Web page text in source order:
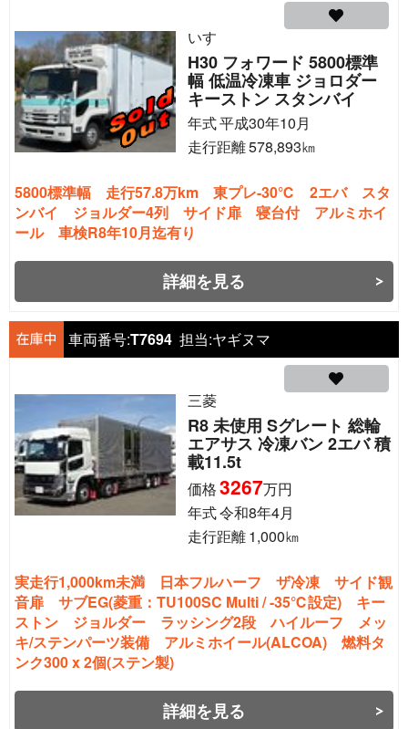
いすゞ
H30 フォワード 5800標準
幅 低温冷凍車 ジョロダー
キーストン スタンバイ
年式平成30年10月
走行距離578,893㎞
5800標準幅 走行57.8万km 東プレ-30℃ 2エバ スタ
ンバイ ジョルダー4列 サイド扉 寝台付 アルミホイ
ール 車検R8年10月迄有り
詳細を見る
車両番号:T7694 担当:ヤギヌマ
三菱
R8 未使用 Sグレート 総輪
エアサス 冷凍バン 2エバ 積
載11.5t
価格3267万円
年式令和8年4月
走行距離1,000㎞
実走行1,000km未満 日本フルハーフ ザ冷凍 サイド観
音扉 サブEG(菱重：TU100SC Multi / -35℃設定) キー
ストン ジョルダー ラッシング2段 ハイルーフ メッ
キ/ステンパーツ装備 アルミホイール(ALCOA) 燃料タ
ンク300 x 2個(ステン製)
詳細を見る